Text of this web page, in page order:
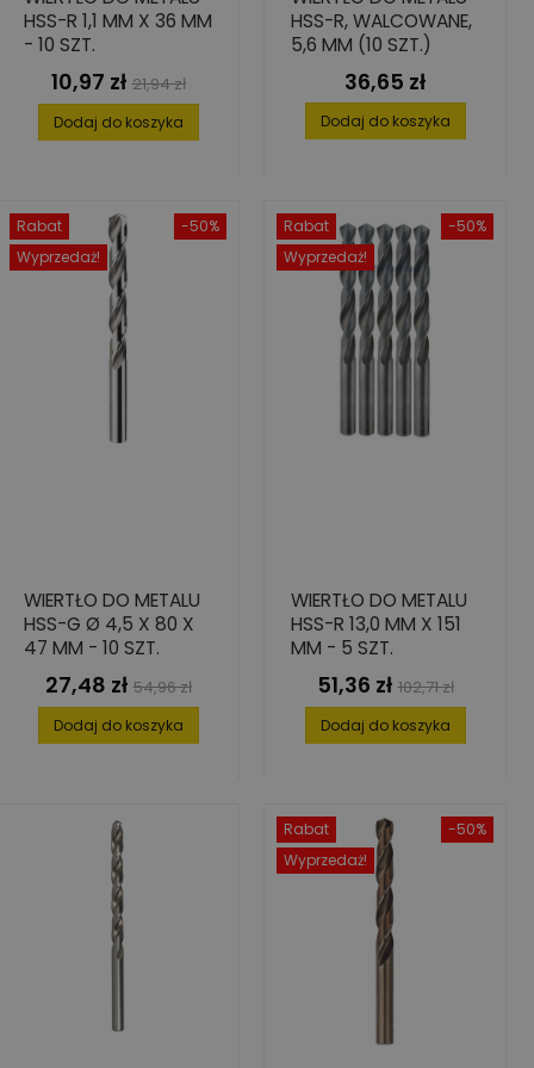
HSS-R 1,1 MM X 36 MM
- 10 SZT.
Cena
10,97 zł Cena
podstawowa
21,94 zł
Dodaj do koszyka
HSS-R, WALCOWANE,
5,6 MM (10 SZT.)
Cena
36,65 zł
Dodaj do koszyka
-50%
Rabat
Wyprzedaż!
WIERTŁO DO METALU
HSS-G Ø 4,5 X 80 X
47 MM - 10 SZT.
Cena
27,48 zł Cena
podstawowa
54,96 zł
Dodaj do koszyka
-50%
Rabat
Wyprzedaż!
WIERTŁO DO METALU
HSS-R 13,0 MM X 151
MM - 5 SZT.
Cena
51,36 zł Cena
podstawowa
102,71 zł
Dodaj do koszyka
-50%
Rabat
Wyprzedaż!